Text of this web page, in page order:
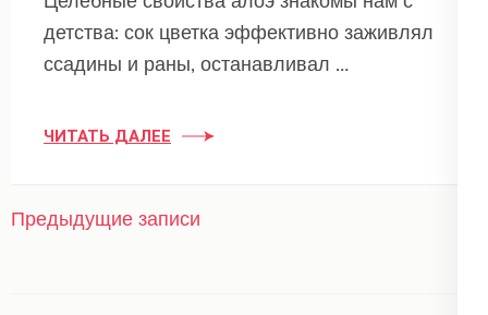
детства: сок цветка эффективно заживлял
ссадины и раны, останавливал …
ЧИТАТЬ ДАЛЕЕ
Навигация
Предыдущие записи